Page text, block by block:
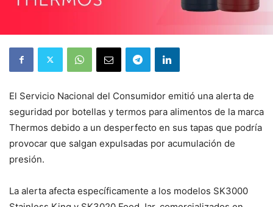
El Servicio Nacional del Consumidor emitió una alerta de
seguridad por botellas y termos para alimentos de la marca
Thermos debido a un desperfecto en sus tapas que podría
provocar que salgan expulsadas por acumulación de
presión.
La alerta afecta específicamente a los modelos SK3000